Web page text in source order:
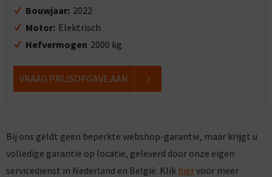
Bouwjaar: 2022
Motor: Elektrisch
Hefvermogen 2000 kg
VRAAG PRIJSOPGAVE AAN
Bij ons geldt geen beperkte webshop-garantie, maar krijgt u
volledige garantie op locatie, geleverd door onze eigen
servicedienst in Nederland en België. Klik hiervoor meer